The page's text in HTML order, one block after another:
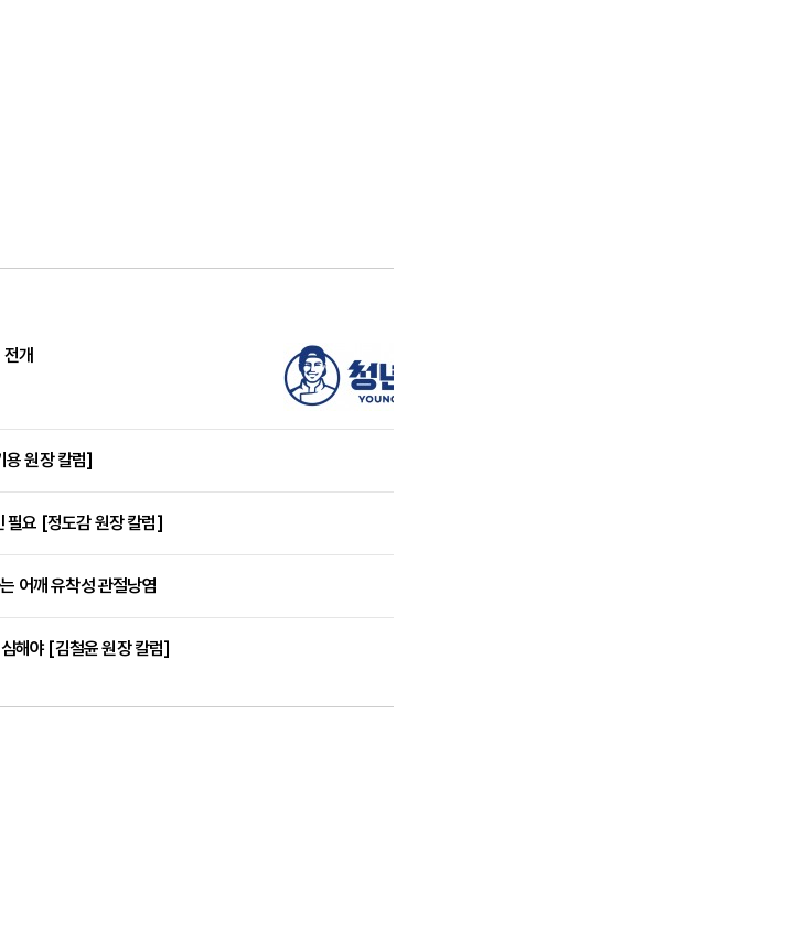
개
용 원장 칼럼]
필요 [정도감 원장 칼럼]
어깨 유착성 관절낭염
해야 [김철윤 원장 칼럼]